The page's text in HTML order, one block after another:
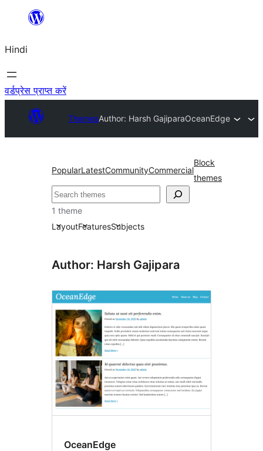
सामग्री
जाएं
Hindi
वर्डप्रेस प्राप्त करें
ThemesAuthor: Harsh GajiparaOceanEdge
PopularLatestCommunityCommercial
Block
themes
खोजें
1 theme
LayoutFeaturesSubjects
Author: Harsh Gajipara
OceanEdge